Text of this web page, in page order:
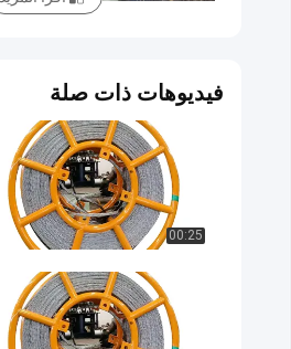
فيديوهات ذات صلة
00:25